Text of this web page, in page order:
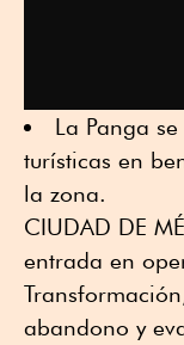
La Panga
turísticas en
la zona.
CIUDAD DE
entrada en
abandono y